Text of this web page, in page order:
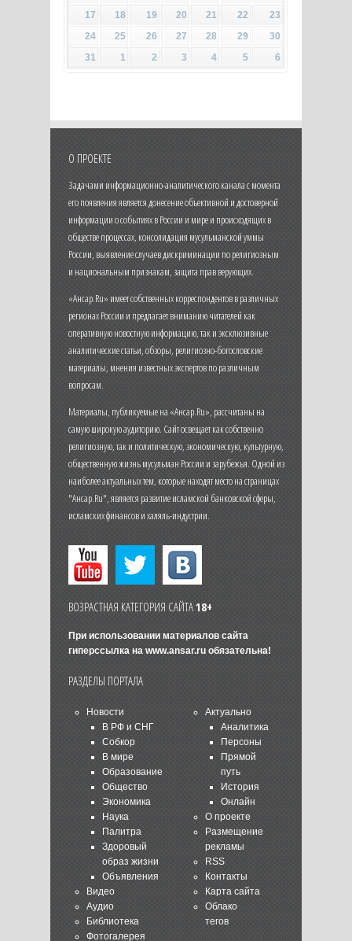
17
18 19 20 21 22
23
24
25 26 27 28 29
30
31
1 2 3 4 5 6
О ПРОЕКТЕ
Задачами информационно-аналитического канала с момента
его появления является донесение объективной и достоверной
информации о событиях в России и мире и происходящих в
обществе процессах, консолидация мусульманской уммы
России, выявление случаев дискриминации по религиозным
и национальным признакам, защита прав верующих.
«Ансар.Ru» имеет собственных корреспондентов в различных
регионах России и предлагает вниманию читателей как
оперативную новостную информацию, так и эксклюзивные
аналитические статьи, обзоры, религиозно-богословские
материалы, мнения известных экспертов по различным
вопросам.
Материалы, публикуемые на «Ансар.Ru», рассчитаны на
самую широкую аудиторию. Сайт освещает как собственно
религиозную, так и политическую, экономическую, культурную,
общественную жизнь мусульман России и зарубежья. Одной из
наиболее актуальных тем, которые находят место на страницах
"Ансар.Ru", является развитие исламской банковской сферы,
исламских финансов и халяль-индустрии.
ВОЗРАСТНАЯ КАТЕГОРИЯ САЙТА18+
При использовании материалов сайта
гиперссылка на www.ansar.ruобязательна!
РАЗДЕЛЫ ПОРТАЛА
Новости
В РФ и СНГ
Собкор
В мире
Образование
Общество
Экономика
Наука
Палитра
Здоровый
образ жизни
Объявления
Видео
Аудио
Библиотека
Фотогалерея
Актуально
Аналитика
Персоны
Прямой
путь
История
Онлайн
О проекте
Размещение
рекламы
RSS
Контакты
Карта сайта
Облако
тегов